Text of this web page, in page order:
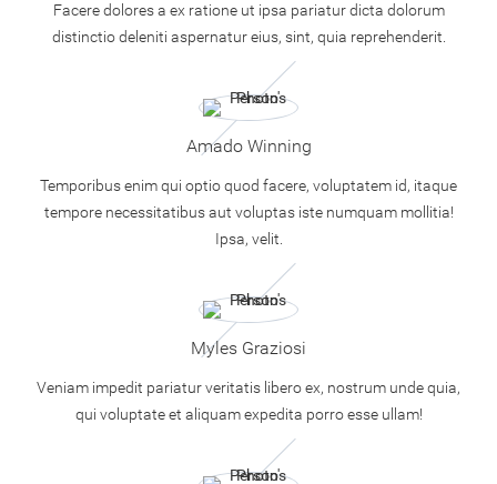
Facere dolores a ex ratione ut ipsa pariatur dicta dolorum
distinctio deleniti aspernatur eius, sint, quia reprehenderit.
Amado Winning
Temporibus enim qui optio quod facere, voluptatem id, itaque
tempore necessitatibus aut voluptas iste numquam mollitia!
Ipsa, velit.
Myles Graziosi
Veniam impedit pariatur veritatis libero ex, nostrum unde quia,
qui voluptate et aliquam expedita porro esse ullam!